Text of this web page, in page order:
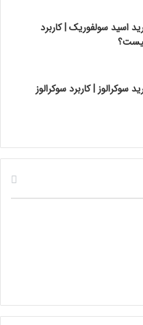
اسید سولفوریک | کاربرد
| کاربرد سوکرالوز